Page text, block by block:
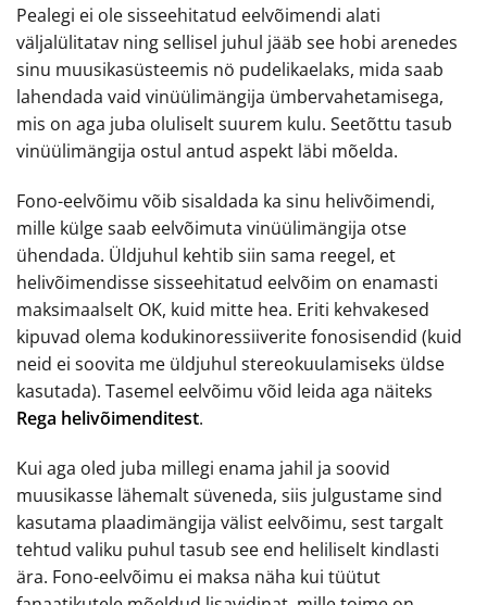
Pealegi ei ole sisseehitatud eelvõimendi alati
väljalülitatav ning sellisel juhul jääb see hobi arenedes
sinu muusikasüsteemis nö pudelikaelaks, mida saab
lahendada vaid vinüülimängija ümbervahetamisega,
mis on aga juba oluliselt suurem kulu. Seetõttu tasub
vinüülimängija ostul antud aspekt läbi mõelda.
Fono-eelvõimu võib sisaldada ka sinu helivõimendi,
mille külge saab eelvõimuta vinüülimängija otse
ühendada. Üldjuhul kehtib siin sama reegel, et
helivõimendisse sisseehitatud eelvõim on enamasti
maksimaalselt OK, kuid mitte hea. Eriti kehvakesed
kipuvad olema kodukinoressiiverite fonosisendid (kuid
neid ei soovita me üldjuhul stereokuulamiseks üldse
kasutada). Tasemel eelvõimu võid leida aga näiteks
Rega helivõimenditest.
Kui aga oled juba millegi enama jahil ja soovid
muusikasse lähemalt süveneda, siis julgustame sind
kasutama plaadimängija välist eelvõimu, sest targalt
tehtud valiku puhul tasub see end heliliselt kindlasti
ära. Fono-eelvõimu ei maksa näha kui tüütut